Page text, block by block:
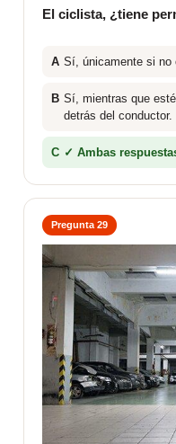
El ciclista, ¿tiene
A Sí, únicamente si no
B Sí, mientras que
detrás del conductor.
C ✓ Ambas
Pregunta 29